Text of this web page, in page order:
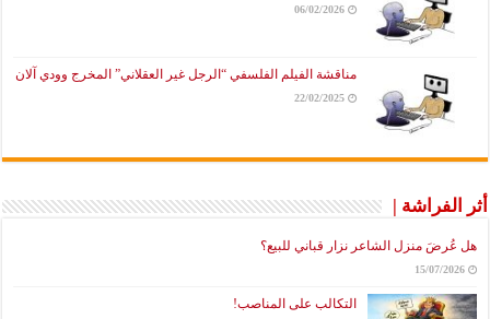
06/02/2026
مناقشة الفيلم الفلسفي “الرجل غير العقلاني” المخرج وودي آلان
22/02/2025
أثر الفراشة |
هل عُرضَ منزل الشاعر نزار قباني للبيع؟
15/07/2026
التكالب على المناصب!